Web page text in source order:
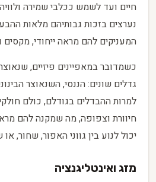
חיים ועד לשמש ככלבי שמירה
נערצים בזכות גבותיהם מלאות
המעניקים להם מראה ייחודי,
כשמדובר במאפיינים פיזיים,
גדלים שונים: הננסי, השנאוצר
למרות ההבדלים בגודלם, כולם
חיוורת וצפופה, מה שמקנה להם
יכול לנוע בין גווני האפור, שחור,
מזג ואינטליגנציה